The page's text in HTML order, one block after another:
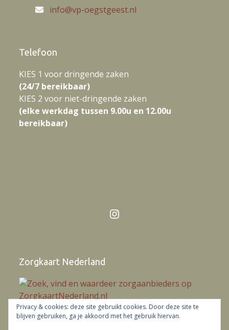
info@vp-oegstgeest.nl
Telefoon
KIES 1 voor dringende zaken
(24/7 bereikbaar)
KIES 2 voor niet-dringende zaken
(elke werkdag tussen 9.00u en 12.00u
bereikbaar)
Instagram
Zorgkaart Nederland
Verloskundigenpraktijk Oegstgeestis
gewaardeerd op ZorgkaartNederland.Bekijk alle
Privacy & cookies: deze site gebruikt cookies. Door deze site te
blijven gebruiken, ga je akkoord met het gebruik hiervan.